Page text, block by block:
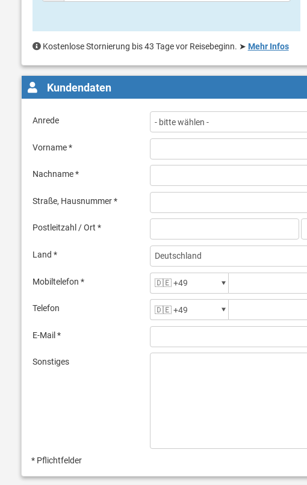
Kostenlose Stornierung bis 43 Tage vor Reisebeginn. ➤ Mehr Infos
Kundendaten
Anrede
Vorname *
Nachname *
Straße, Hausnummer *
Postleitzahl / Ort *
Land *
Mobiltelefon *
Telefon
E-Mail *
Sonstiges
* Pflichtfelder